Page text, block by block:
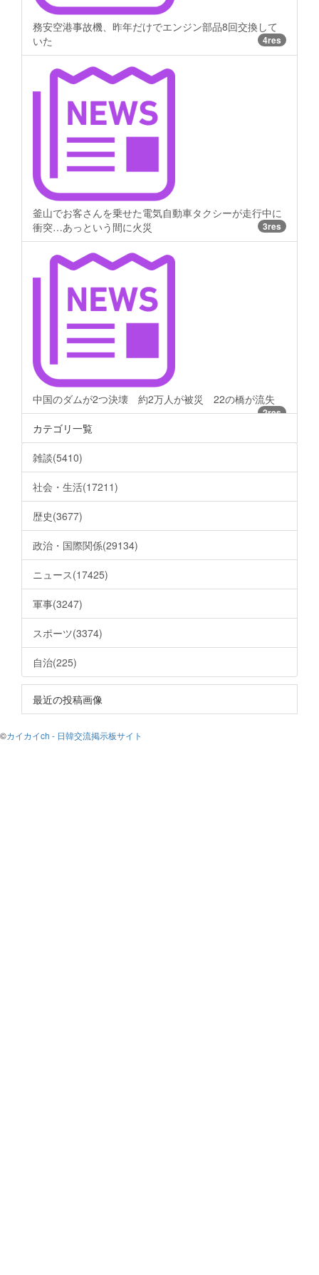
務安空港事故機、昨年だけでエンジン部品8回交換して
いた
4res
釜山でお客さんを乗せた電気自動車タクシーが走行中に
衝突…あっという間に火災
3res
中国のダムが2つ決壊 約2万人が被災 22の橋が流失
2res
カテゴリ一覧
雑談(5410)
社会・生活(17211)
歴史(3677)
政治・国際関係(29134)
ニュース(17425)
軍事(3247)
スポーツ(3374)
自治(225)
最近の投稿画像
©カイカイch - 日韓交流掲示板サイト